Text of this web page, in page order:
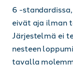
6 -
eivät aja ilman
Järjestelmä ei
nesteen
tavalla